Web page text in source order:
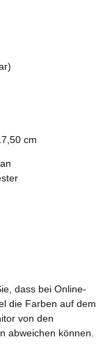
cm
dass bei Online-
die Farben auf dem
von den
abweichen können.